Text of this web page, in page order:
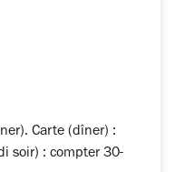
Carte (dîner) :
soir) : compter 30-